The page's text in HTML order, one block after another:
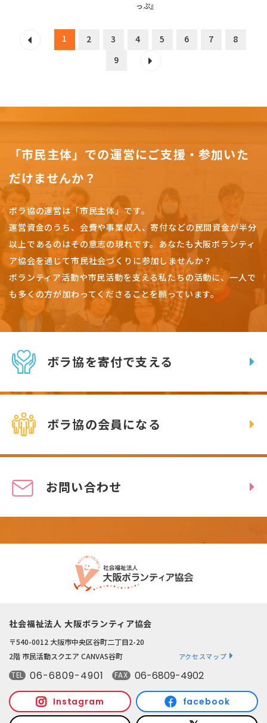
っぷ』
1 2 3 4 5 6 7
8
9
「市民主体」での運営にご支援・参加いた
だけませんか？
ボラ協の運営は「市民主体」です。
運営資金のうち、会費や事業収入、寄付などの民間資金が半分
以上であるのはその意志の現れです。 あなたも大阪ボランティ
ア協会を通じて市民社会づくりに参加しませんか？
ボランティア活動や市民活動を支える私たちの活動に、一人で
も多くの方が加わってくださることを願っています。
ボラ協を寄付で支える
ボラ協の会員になる
お問い合わせ
社会福祉法人 大阪ボランティア協会
〒540-0012 大阪市中央区谷町二丁目2-20
2階 市民活動スクエア CANVAS谷町
アクセスマップ
TEL 06-6809-4901 FAX 06-6809-4902
Instagram facebook